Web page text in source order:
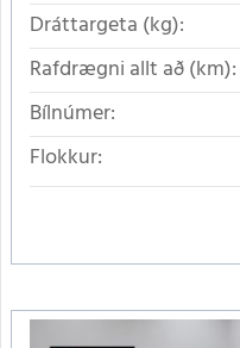
Dráttargeta (kg):
Rafdrægni allt að (km):
Bílnúmer:
Flokkur: